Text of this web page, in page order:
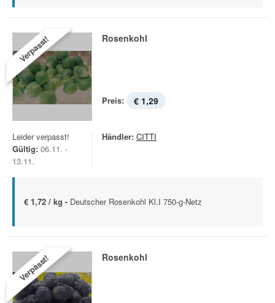
Verpasst! Rosenkohl
Preis: € 1,29
Leider verpasst!
Gültig: 06.11. -
13.11.
Händler: CITTI
€ 1,72 / kg - Deutscher Rosenkohl Kl.I 750-g-Netz
Verpasst! Rosenkohl